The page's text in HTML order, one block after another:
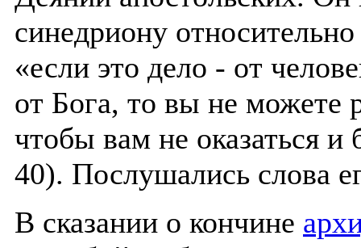
синедриону
«если это дело - от
от Бога, то вы не можете
чтобы вам не оказаться
40). Послушались слова
В сказании о кончине